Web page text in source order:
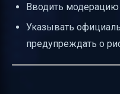
Вводить модерацию
Указывать
предупреждать о